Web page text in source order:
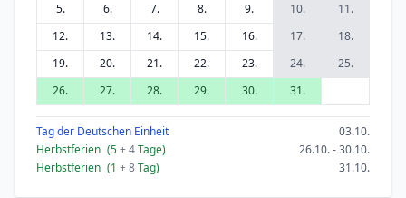
5.
6. 7. 8. 9. 10.
11.
12.
13. 14. 15. 16. 17.
18.
19.
20. 21. 22. 23. 24.
25.
26.
27. 28. 29. 30. 31.
Tag der Deutschen Einheit
03.10.
Herbstferien (5+ 4Tage)
26.10. - 30.10.
Herbstferien (1 + 8Tag) 31.10.